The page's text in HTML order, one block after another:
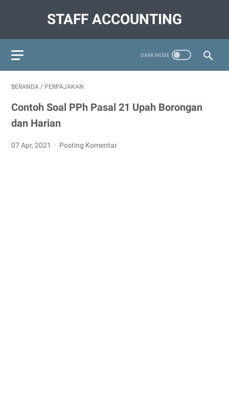
STAFF ACCOUNTING
BERANDA / PERPAJAKAN
Contoh Soal PPh Pasal 21 Upah Borongan
dan Harian
07 Apr, 2021 Posting Komentar